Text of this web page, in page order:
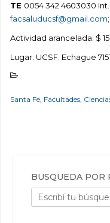
TE 0054 342 4603030 Int.
facsaluducsf@gmail.com
Actividad arancelada: $
Lugar: UCSF. Echague
Santa Fe, Facultades,
BÚSQUEDA POR